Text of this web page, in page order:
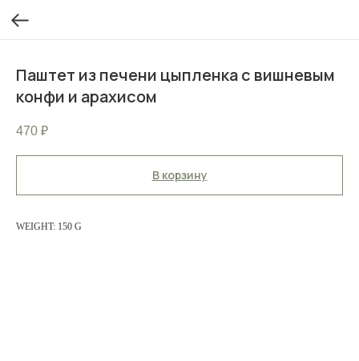
Паштет из печени цыпленка с вишневым
конфи и арахисом
470 ₽
В корзину
WEIGHT: 150 G